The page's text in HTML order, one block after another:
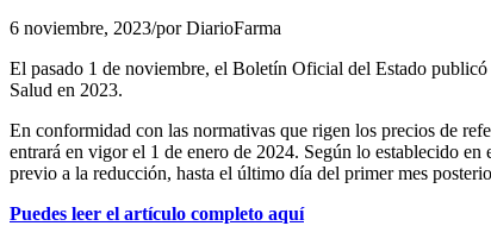
6 noviembre, 2023/porDiarioFarma
El pasado 1 de noviembre, el Boletín Oficial del Estado
Salud en 2023.
En conformidad con las normativas que rigen los precios de
entrará en vigor el 1 de enero de 2024. Según lo establecido
previo a la reducción, hasta el último día del primer mes
Puedes leer el artículo completo aquí